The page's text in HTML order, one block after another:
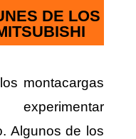
DE LOS
montacargas
Algunos de los